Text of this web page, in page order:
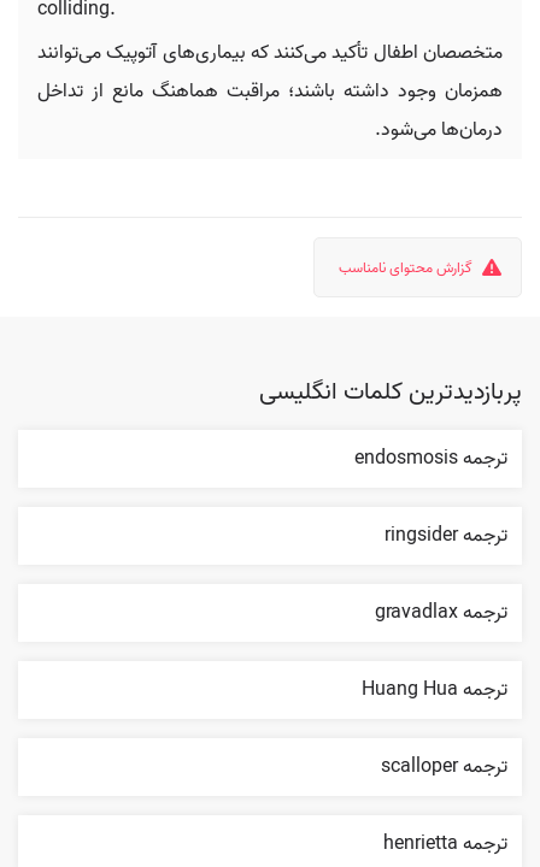
colliding.
متخصصان اطفال تأکید می‌کنند که بیماری‌های آتوپیک می‌توانند
همزمان وجود داشته باشند؛ مراقبت هماهنگ مانع از تداخل
درمان‌ها می‌شود.
گزارش محتوای نامناسب
پربازدیدترین کلمات انگلیسی
ترجمه endosmosis
ترجمه ringsider
ترجمه gravadlax
ترجمه Huang Hua
ترجمه scalloper
ترجمه henrietta